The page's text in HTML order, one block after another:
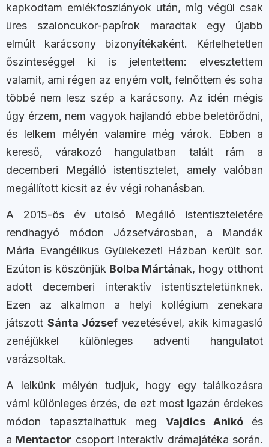
kapkodtam emlékfoszlányok után, míg végül csak
üres szaloncukor-papírok maradtak egy újabb
elmúlt karácsony bizonyítékaként. Kérlelhetetlen
őszinteséggel ki is jelentettem: elvesztettem
valamit, ami régen az enyém volt, felnőttem és soha
többé nem lesz szép a karácsony. Az idén mégis
úgy érzem, nem vagyok hajlandó ebbe beletörődni,
és lelkem mélyén valamire még várok. Ebben a
kereső, várakozó hangulatban talált rám a
decemberi Megálló istentisztelet, amely valóban
megállított kicsit az év végi rohanásban.
A 2015-ös év utolsó Megálló istentiszteletére
rendhagyó módon Józsefvárosban, a Mandák
Mária Evangélikus Gyülekezeti Házban került sor.
Ezúton is köszönjük Bolba Mártának, hogy otthont
adott decemberi interaktív istentiszteletünknek.
Ezen az alkalmon a helyi kollégium zenekara
játszott Sánta József vezetésével, akik kimagasló
zenéjükkel különleges adventi hangulatot
varázsoltak.
A lelkünk mélyén tudjuk, hogy egy találkozásra
várni különleges érzés, de ezt most igazán érdekes
módon tapasztalhattuk meg Vajdics Anikó és
a Mentactor csoport interaktív drámajátéka során.